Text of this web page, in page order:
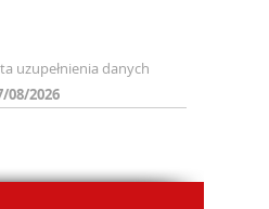
uzupełnienia danych